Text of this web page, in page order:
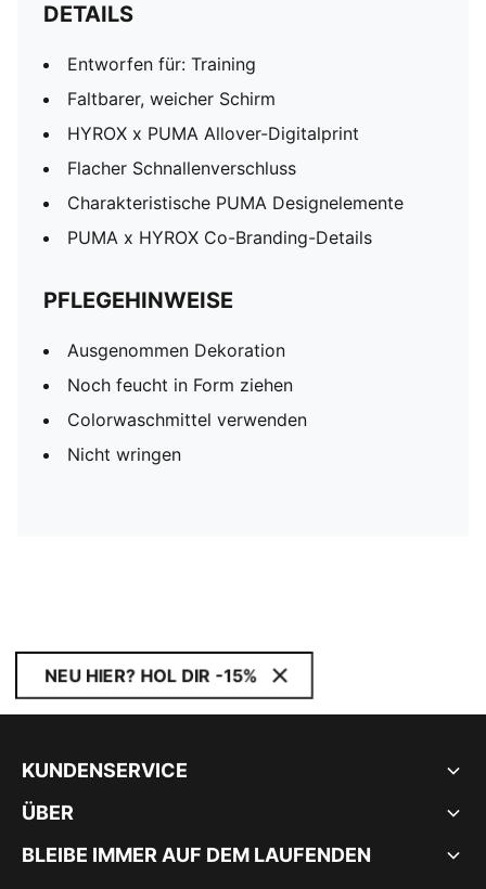
DETAILS
Entworfen für: Training
Faltbarer, weicher Schirm
HYROX x PUMA Allover-Digitalprint
Flacher Schnallenverschluss
Charakteristische PUMA Designelemente
PUMA x HYROX Co-Branding-Details
PFLEGEHINWEISE
Ausgenommen Dekoration
Noch feucht in Form ziehen
Colorwaschmittel verwenden
Nicht wringen
NEU HIER? HOL DIR -15%
KUNDENSERVICE
ÜBER
BLEIBE IMMER AUF DEM LAUFENDEN